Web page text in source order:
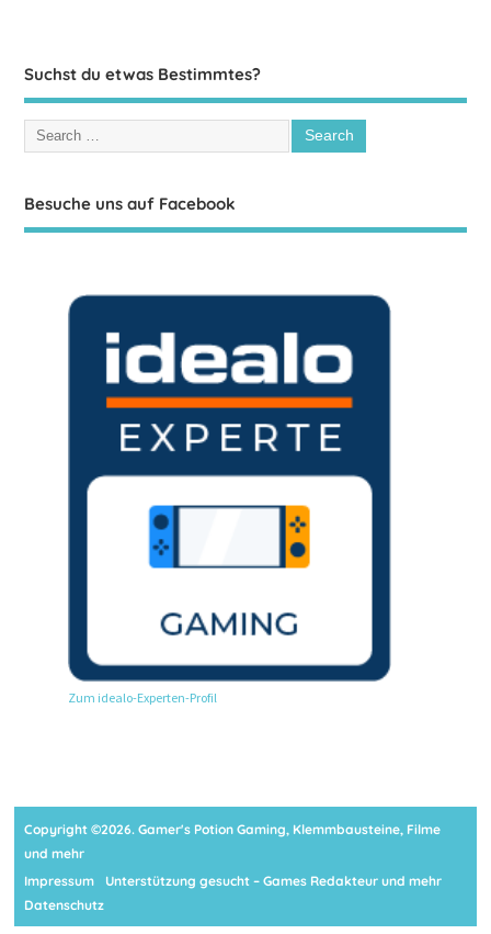
Suchst du etwas Bestimmtes?
Besuche uns auf Facebook
Zum idealo-Experten-Profil
Copyright ©2026. Gamer's Potion Gaming, Klemmbausteine, Filme
und mehr
Impressum
Unterstützung gesucht – Games Redakteur und mehr
Datenschutz